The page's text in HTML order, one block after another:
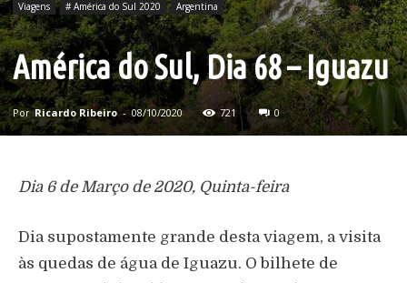
Viagens # América do Sul 2020 Argentina
América do Sul, Dia 68 – Iguazu
Por Ricardo Ribeiro - 08/10/2020 721 0
Dia 6 de Março de 2020, Quinta-feira
Dia supostamente grande desta viagem, a visita
às quedas de água de Iguazu. O bilhete de